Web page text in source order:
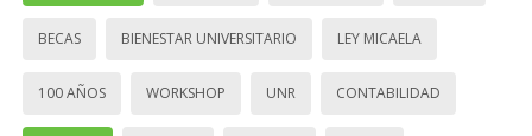
BECAS BIENESTAR UNIVERSITARIO LEY MICAELA
100 AÑOS WORKSHOP UNR CONTABILIDAD